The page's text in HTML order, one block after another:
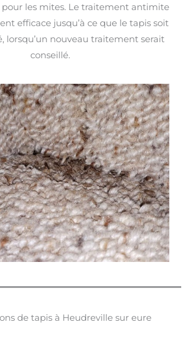
les mites. Le traitement antimite
efficace jusqu’à ce que le tapis soit
lorsqu’un nouveau traitement serait
conseillé.
de tapis à Heudreville sur eure